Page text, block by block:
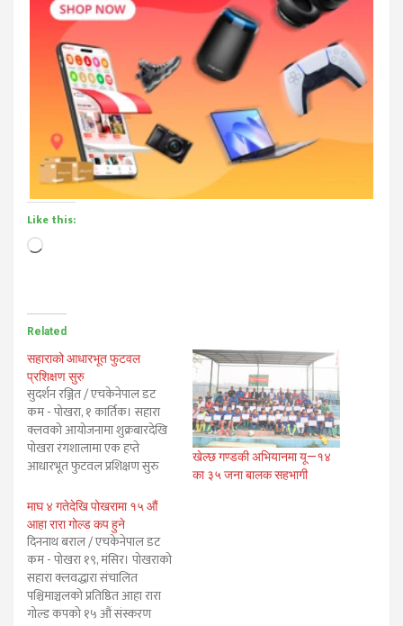
Like this:
Loading…
Related
सहाराको आधारभूत फुटवल
प्रशिक्षण सुरु
सुदर्शन रञ्जित / एचकेनेपाल डट
कम - पोखरा, १ कार्तिक। सहारा
क्लवको आयोजनामा शुक्रबारदेखि
पोखरा रंगशालामा एक हप्ते
आधारभूत फुटवल प्रशिक्षण सुरु
समिति कास्की र कास्की जिल्ला
फुटवल संघको बिशेष सहयोगमा
संचालन भएको उक्त प्रशिक्षणमा
पोखरा क्षेत्रका करीब ४० जना १२
देखि १४ बर्ष उमेर…
खेल्छ गण्डकी अभियानमा यू—१४
का ३५ जना बालक सहभागी
माघ ४ गतेदेखि पोखरामा १५ औं
आहा रारा गोल्ड कप हुने
दिननाथ बराल / एचकेनेपाल डट
कम - पोखरा १९, मंसिर। पोखराको
सहारा क्लवद्धारा संचालित
पश्चिमाञ्चलको प्रतिष्ठित आहा रारा
गोल्ड कपको १५ औं संस्करण